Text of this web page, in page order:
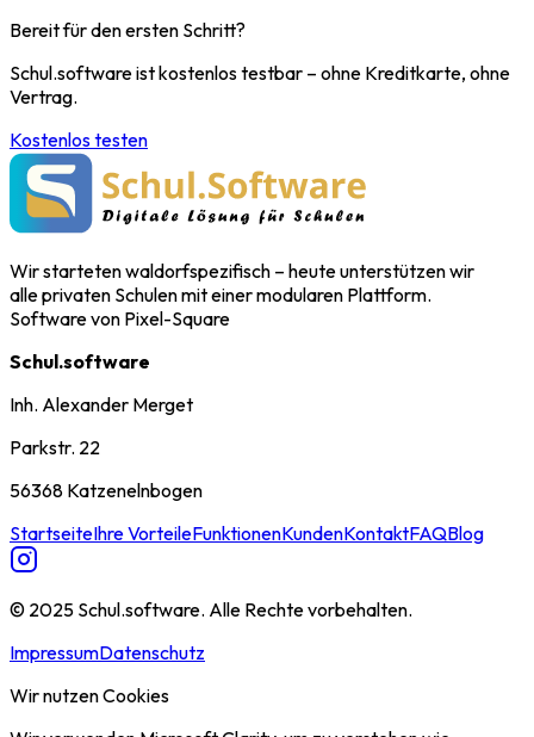
Bereit für den ersten Schritt?
Schul.software ist kostenlos testbar – ohne Kreditkarte, ohne
Vertrag.
Kostenlos testen
Wir starteten waldorfspezifisch – heute unterstützen wir
alle privaten Schulen mit einer modularen Plattform.
Software von Pixel-Square
Schul.software
Inh. Alexander Merget
Parkstr. 22
56368 Katzenelnbogen
StartseiteIhre VorteileFunktionenKundenKontaktFAQBlog
© 2025 Schul.software. Alle Rechte vorbehalten.
ImpressumDatenschutz
Wir nutzen Cookies